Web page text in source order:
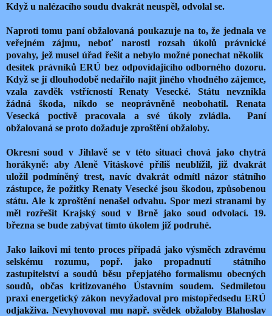
Když u nalézacího soudu dvakrát neuspěl, odvolal se.
Naproti tomu paní obžalovaná poukazuje na to, že jednala ve
veřejném zájmu, neboť narostl rozsah úkolů právnické
povahy, jež musel úřad řešit a nebylo možné ponechat několik
desítek právníků ERÚ bez odpovídajícího odborného dozoru.
Když se jí dlouhodobě nedařilo najít jiného vhodného zájemce,
vzala zavděk vstřícností Renaty Vesecké. Státu nevznikla
žádná škoda, nikdo se neoprávněně neobohatil. Renata
Vesecká poctivě pracovala a své úkoly zvládla.
Paní
obžalovaná se proto dožaduje zproštění obžaloby.
Okresní soud v Jihlavě se v této situaci chová jako chytrá
horákyně: aby Aleně Vitáskové příliš neublížil, již dvakrát
uložil podmíněný trest, navíc dvakrát odmítl názor státního
zástupce, že požitky Renaty Vesecké jsou škodou, způsobenou
státu. Ale k zproštění nenašel odvahu. Spor mezi stranami by
měl rozřešit Krajský soud v Brně jako soud odvolací. 19.
března se bude zabývat tímto úkolem již podruhé.
Jako laikovi mi tento proces připadá jako výsměch zdravému
selskému rozumu, popř. jako propadnutí
státního
zastupitelství a soudů běsu přepjatého formalismu obecných
soudů, občas kritizovaného Ústavním soudem. Sedmiletou
praxi energetický zákon nevyžadoval pro místopředsedu ERÚ
odjakživa. Nevyhovoval mu např. svědek obžaloby Blahoslav